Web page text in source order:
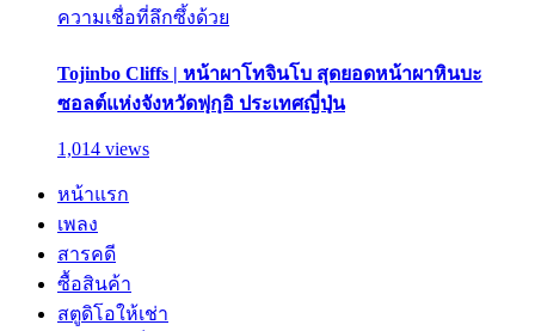
ความเชื่อที่ลึกซึ้งด้วย
Tojinbo Cliffs | หน้าผาโทจินโบ สุดยอดหน้าผาหินบะ
ซอลต์แห่งจังหวัดฟุกุอิ ประเทศญี่ปุ่น
1,014 views
หน้าแรก
เพลง
สารคดี
ซื้อสินค้า
สตูดิโอให้เช่า